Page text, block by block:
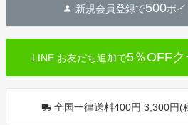
新規会員登録で500ポ
LINE お友だち追加で5％OFFク
全国一律送料400円 3,300円(